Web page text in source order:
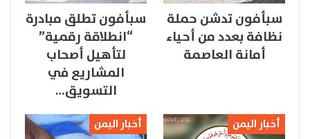
سبأفون تدشن حملة
نظافة بعدد من أحياء
أمانة العاصمة
سبأفون تطلق مبادرة
“انطلاقة رقمية”
لتأهيل أصحاب
المشاريع في
التسويق…
أخبار اليمن أخبار اليمن